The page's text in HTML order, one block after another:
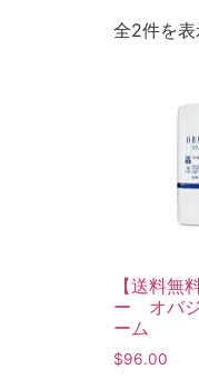
全2件を
【送料無
ー オバ
ーム
$96.00